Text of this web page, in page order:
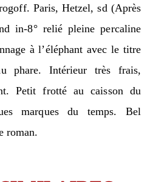
Paris, Hetzel, sd (Après
in-8° relié pleine percaline
à l’éléphant avec le titre
phare. Intérieur très frais,
Petit frotté au caisson du
marques du temps. Bel
roman.